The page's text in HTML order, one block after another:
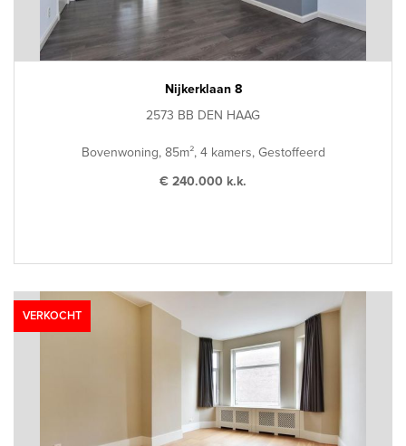
Nijkerklaan 8
2573 BB DEN HAAG
Bovenwoning, 85m², 4 kamers, Gestoffeerd
€ 240.000 k.k.
VERKOCHT